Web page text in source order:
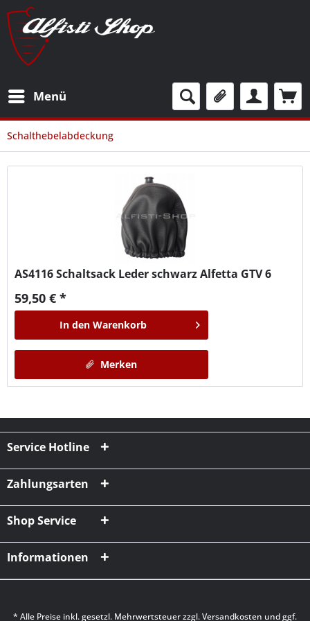
Menü
Schalthebelabdeckung
AS4116Schaltsack Leder schwarz Alfetta GTV 6
59,50 € *
In den Warenkorb
Merken
Service Hotline
Zahlungsarten
Shop Service
Informationen
* Alle Preise inkl. gesetzl. Mehrwertsteuer zzgl.Versandkosten und ggf.